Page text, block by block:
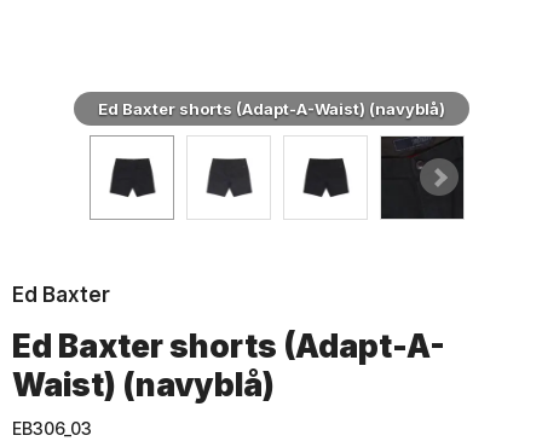
Ed Baxter shorts (Adapt-A-Waist) (navyblå)
Ed Baxter
Ed Baxter shorts (Adapt-A-
Waist) (navyblå)
EB306_03